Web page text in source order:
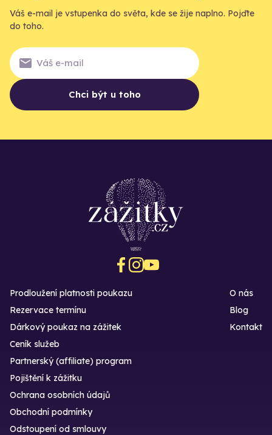
Váš e-mail je vstupenka do světa, kde se žije naplno. Pojďte
do toho.
Chci být u toho
Prodloužení platnosti poukazu
Rezervace termínu
Dárkový poukaz na zážitek
O nás
Blog
Kontakt
Ceník služeb
Partnerský (affiliate) program
Pojištění k zážitku
Ochrana osobních údajů
Obchodní podmínky
Odstoupení od smlouvy